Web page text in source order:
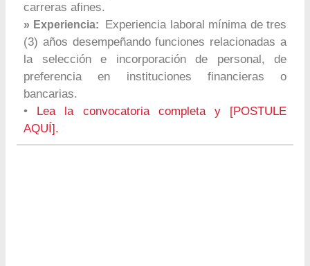
carreras afines.
» Experiencia:
Experiencia laboral mínima de tres
(3) años desempeñando funciones relacionadas a
la selección e incorporación de personal, de
preferencia en instituciones financieras o
bancarias.
•
Lea la convocatoria completa y [POSTULE
AQUÍ].